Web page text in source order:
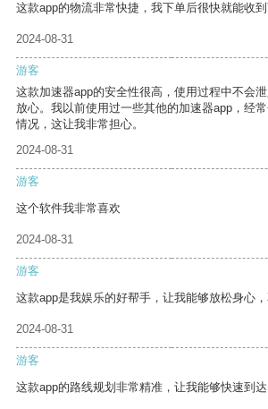
这款app的物流非常快捷，我下单后很快就能收到
2024-08-31
游客
这款加速器app的安全性很高，使用过程中不会
放心。我以前使用过一些其他的加速器app，经
情况，这让我非常担心。
2024-08-31
游客
这个软件我非常喜欢
2024-08-31
游客
这款app是我娱乐的好帮手，让我能够放松身心，
2024-08-31
游客
这款app的路线规划非常精准，让我能够快速到达